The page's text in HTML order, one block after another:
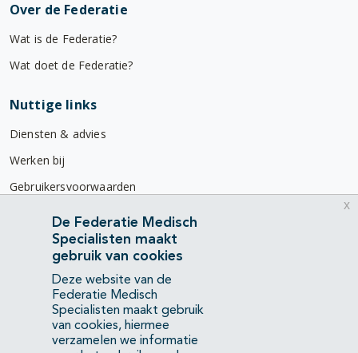
Over de Federatie
Wat is de Federatie?
Wat doet de Federatie?
Nuttige links
Diensten & advies
Werken bij
Gebruikersvoorwaarden
Privacyverklaring
Contact
Mercatorlaan 1200
3528 BL Utrecht
(088) 505 34 34
De Federatie Medisch
Specialisten maakt
gebruik van cookies
Deze website van de
Federatie Medisch
Specialisten maakt gebruik
van cookies, hiermee
verzamelen we informatie
x